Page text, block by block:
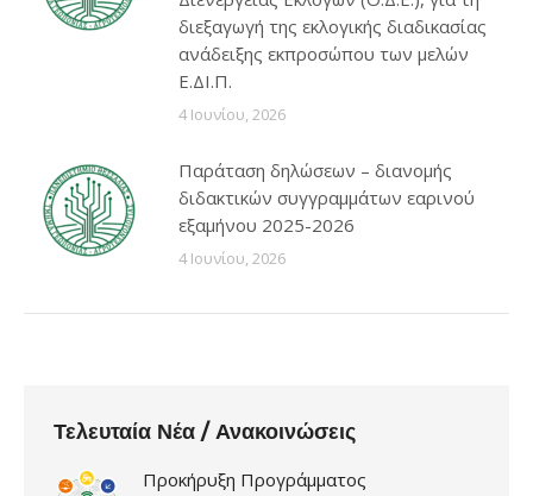
διεξαγωγή της εκλογικής διαδικασίας
ανάδειξης εκπροσώπου των μελών
Ε.ΔΙ.Π.
4 Ιουνίου, 2026
Παράταση δηλώσεων – διανομής
διδακτικών συγγραμμάτων εαρινού
εξαμήνου 2025-2026
4 Ιουνίου, 2026
Τελευταία Νέα / Ανακοινώσεις
Προκήρυξη Προγράμματος